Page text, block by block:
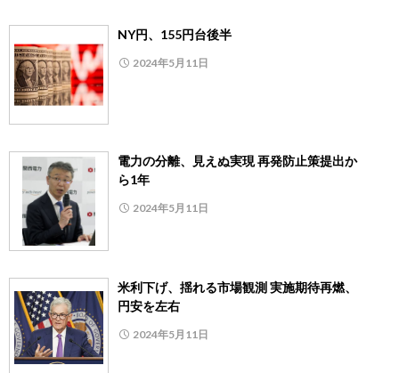
NY円、155円台後半
2024年5月11日
電力の分離、見えぬ実現 再発防止策提出か
ら1年
2024年5月11日
米利下げ、揺れる市場観測 実施期待再燃、
円安を左右
2024年5月11日